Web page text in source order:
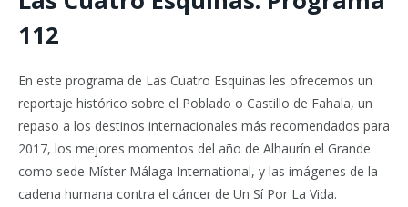
112
En este programa de Las Cuatro Esquinas les ofrecemos un
reportaje histórico sobre el Poblado o Castillo de Fahala, un
repaso a los destinos internacionales más recomendados para
2017, los mejores momentos del año de Alhaurín el Grande
como sede Míster Málaga International, y las imágenes de la
cadena humana contra el cáncer de Un Sí Por La Vida.